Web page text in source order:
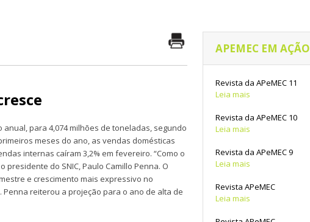
para 4,074 milhões de toneladas, segundo
meses do ano, as vendas domésticas
internas caíram 3,2% em fevereiro. “Como o
do SNIC, Paulo Camillo Penna. O
e crescimento mais expressivo no
reiterou a projeção para o ano de alta de
APEMEC EM AÇÃO
Revista da APeMEC 11
Leia mais
Revista da APeMEC 10
Leia mais
Revista da APeMEC 9
Leia mais
Revista APeMEC
Leia mais